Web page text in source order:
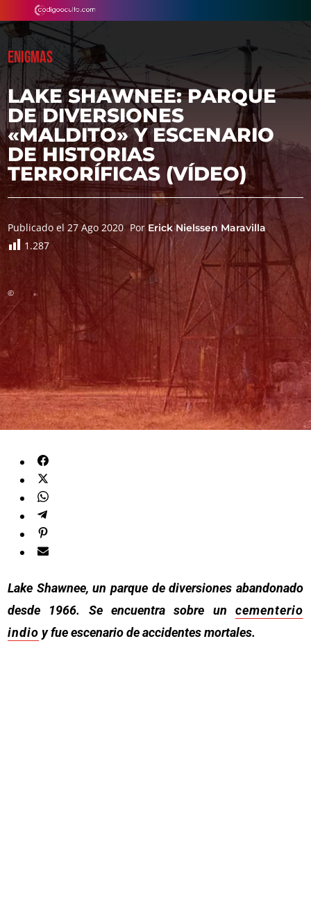
ENIGMAS
LAKE SHAWNEE: PARQUE
DE DIVERSIONES
«MALDITO» Y ESCENARIO
DE HISTORIAS
TERRORÍFICAS (VÍDEO)
Publicado el 27 Ago 2020 Por Erick Nielssen Maravilla
1.287
©
Lake Shawnee, un parque de diversiones abandonado
desde 1966. Se encuentra sobre un cementerio
indio y fue escenario de accidentes mortales.